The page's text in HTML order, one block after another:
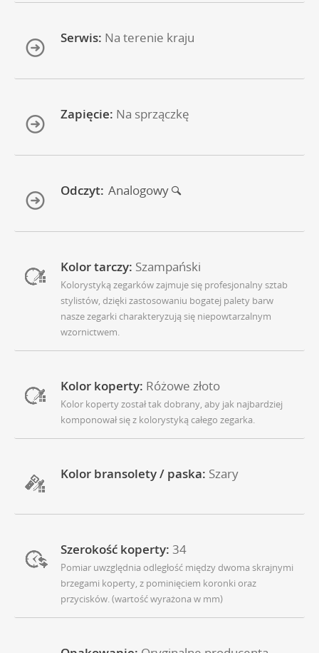
Serwis: Na terenie kraju
Zapięcie: Na sprzączkę
Odczyt: Analogowy
Kolor tarczy: Szampański
Kolorystyką zegarków zajmuje się profesjonalny sztab
stylistów, dzięki zastosowaniu bogatej palety barw
nasze zegarki charakteryzują się niepowtarzalnym
wzornictwem.
Kolor koperty: Różowe złoto
Kolor koperty został tak dobrany, aby jak najbardziej
komponował się z kolorystyką całego zegarka.
Kolor bransolety / paska: Szary
Szerokość koperty: 34
Pomiar uwzględnia odległość między dwoma skrajnymi
brzegami koperty, z pominięciem koronki oraz
przycisków. (wartość wyrażona w mm)